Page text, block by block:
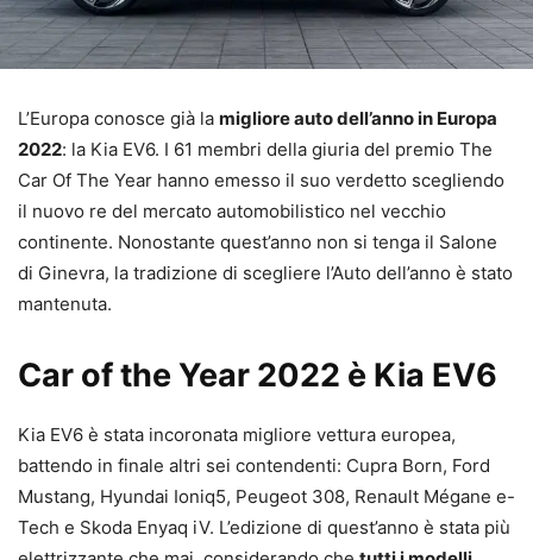
L’Europa conosce già la migliore auto dell’anno in Europa
2022: la Kia EV6. I 61 membri della giuria del premio The
Car Of The Year hanno emesso il suo verdetto scegliendo
il nuovo re del mercato automobilistico nel vecchio
continente. Nonostante quest’anno non si tenga il Salone
di Ginevra, la tradizione di scegliere l’Auto dell’anno è stato
mantenuta.
Car of the Year 2022 è Kia EV6
Kia EV6 è stata incoronata migliore vettura europea,
battendo in finale altri sei contendenti: Cupra Born, Ford
Mustang, Hyundai Ioniq5, Peugeot 308, Renault Mégane e-
Tech e Skoda Enyaq iV. L’edizione di quest’anno è stata più